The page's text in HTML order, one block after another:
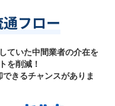
フロー
ていた中間業者の介在を
を削減！
きるチャンスがありま